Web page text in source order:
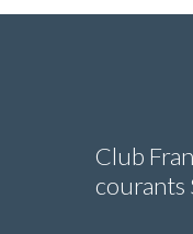
Club
courants